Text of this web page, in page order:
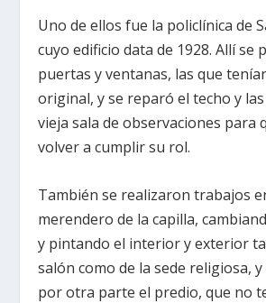
Uno de ellos fue la policlínica de
cuyo edificio data de 1928. Allí se
puertas y ventanas, las que
original, y se reparó el techo y
vieja sala de observaciones para
volver a cumplir su rol.
También se realizaron trabajos
merendero de la capilla,
y pintando el interior y exterior
salón como de la sede religiosa,
por otra parte el predio, que no